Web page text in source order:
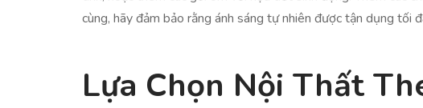
cùng, hãy đảm bảo rằng ánh sáng tự nhiên được tận dụng
Lựa Chọn Nội Thất